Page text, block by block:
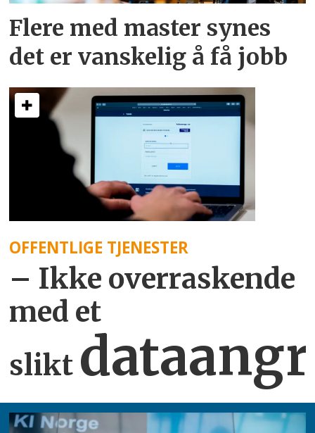
Flere med master synes
det er vanskelig å få jobb
OFFENTLIGE TJENESTER
– Ikke overraskende
med et
slikt